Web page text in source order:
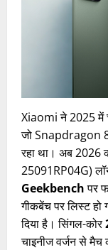
Xiaomi ने 2025 में
जो Snapdragon
रहा था। अब
25091RP04G)
Geekbenchपर
गीकबेंच पर लिस्ट हो
दिया है। सिंगल-कोर
चाइनीज वर्जन से